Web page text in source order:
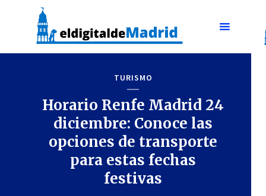
TURISMO
Horario Renfe Madrid 24
diciembre: Conoce las
opciones de transporte
para estas fechas
festivas